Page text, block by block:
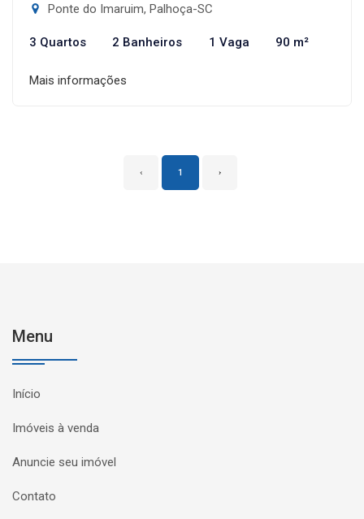
Ponte do Imaruim, Palhoça-SC
3 Quartos 2 Banheiros 1 Vaga 90 m²
Mais informações
‹ 1 ›
Menu
Início
Imóveis à venda
Anuncie seu imóvel
Contato